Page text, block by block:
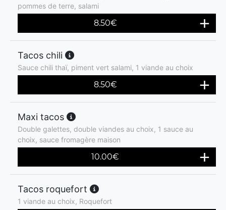
pommes de terre, salami
8.50€
Tacos chili
Sauce chili thaï, piment vert salami, 1 viande au choix
8.50€
Maxi tacos
Double galettes, double viandes au choix, 1 sauce au
choix, sauce fromagère maison
10.00€
Tacos roquefort
1 viande au choix, Roquefort